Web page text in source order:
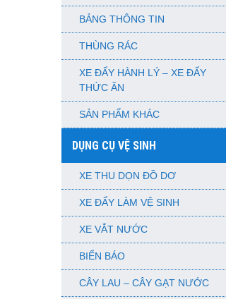
BẢNG THÔNG TIN
THÙNG RÁC
XE ĐẨY HÀNH LÝ – XE ĐẨY
THỨC ĂN
SẢN PHẨM KHÁC
DỤNG CỤ VỆ SINH
XE THU DỌN ĐỒ DƠ
XE ĐẨY LÀM VỆ SINH
XE VẮT NƯỚC
BIỂN BÁO
CÂY LAU – CÂY GẠT NƯỚC